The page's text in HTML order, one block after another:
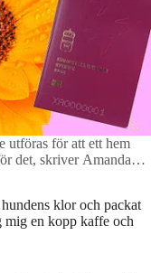
utföras för att ett hem
det, skriver Amanda
klor och packat
mig en kopp kaffe och